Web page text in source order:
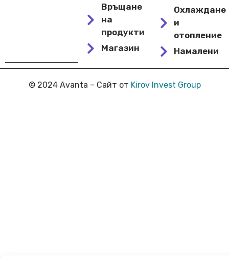
Връщане
на
продукти
Магазин
Охлаждане
и
отопление
Намалени
© 2024 Avanta – Сайт от Kirov Invest Group